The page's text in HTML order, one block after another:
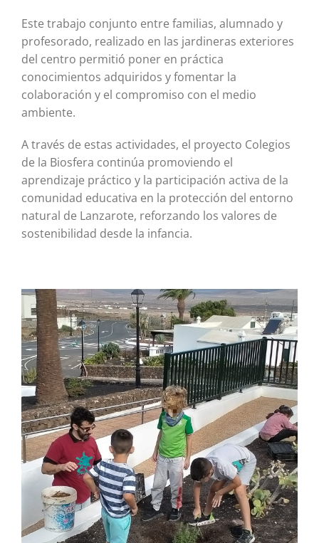
Este trabajo conjunto entre familias, alumnado y
profesorado, realizado en las jardineras exteriores
del centro permitió poner en práctica
conocimientos adquiridos y fomentar la
colaboración y el compromiso con el medio
ambiente.
A través de estas actividades, el proyecto Colegios
de la Biosfera continúa promoviendo el
aprendizaje práctico y la participación activa de la
comunidad educativa en la protección del entorno
natural de Lanzarote, reforzando los valores de
sostenibilidad desde la infancia.